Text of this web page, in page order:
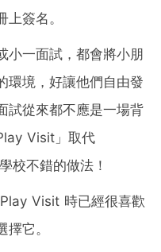
簽名。
小一面試，都會將小朋
環境，好讓他們自由發
試從來都不應是一場背
Visit」取代
校不錯的做法！
Visit 時已經很喜歡
它。